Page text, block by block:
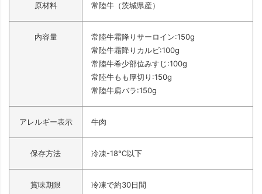
原材料 常陸牛（茨城県産）
内容量
常陸牛霜降りサーロイン:150g
常陸牛霜降りカルビ:100g
常陸牛希少部位みすじ:100g
常陸牛もも厚切り:150g
常陸牛肩バラ:150g
アレルギー表示 牛肉
保存方法 冷凍-18℃以下
賞味期限 冷凍で約30日間